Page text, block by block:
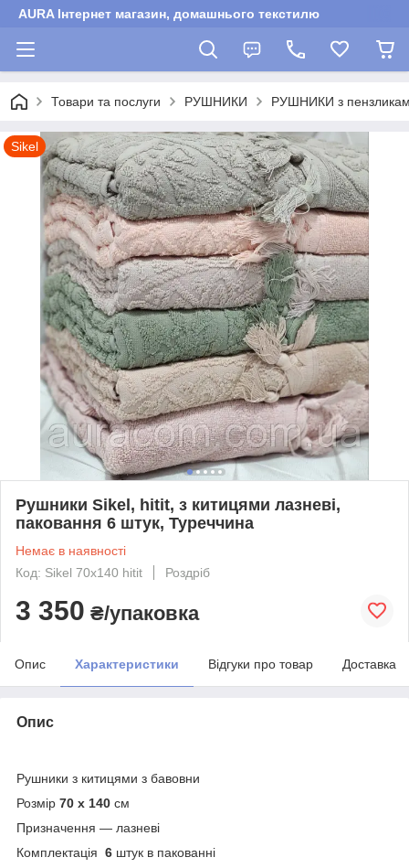
AURA Інтернет магазин, домашнього текстилю
Товари та послуги РУШНИКИ РУШНИКИ з
Sikel
Рушники Sikel, hitit, з китицями лазневі,
паковання 6 штук, Туреччина
Немає в наявності
Код: Sikel 70х140 hitit
Роздріб
3 350 ₴/упаковка
Опис Характеристики Відгуки про товар Доставка
Опис
Рушники з китицями з бавовни
Розмір 70 х 140 см
Призначення — лазневі
Комплектація 6 штук в пакованні